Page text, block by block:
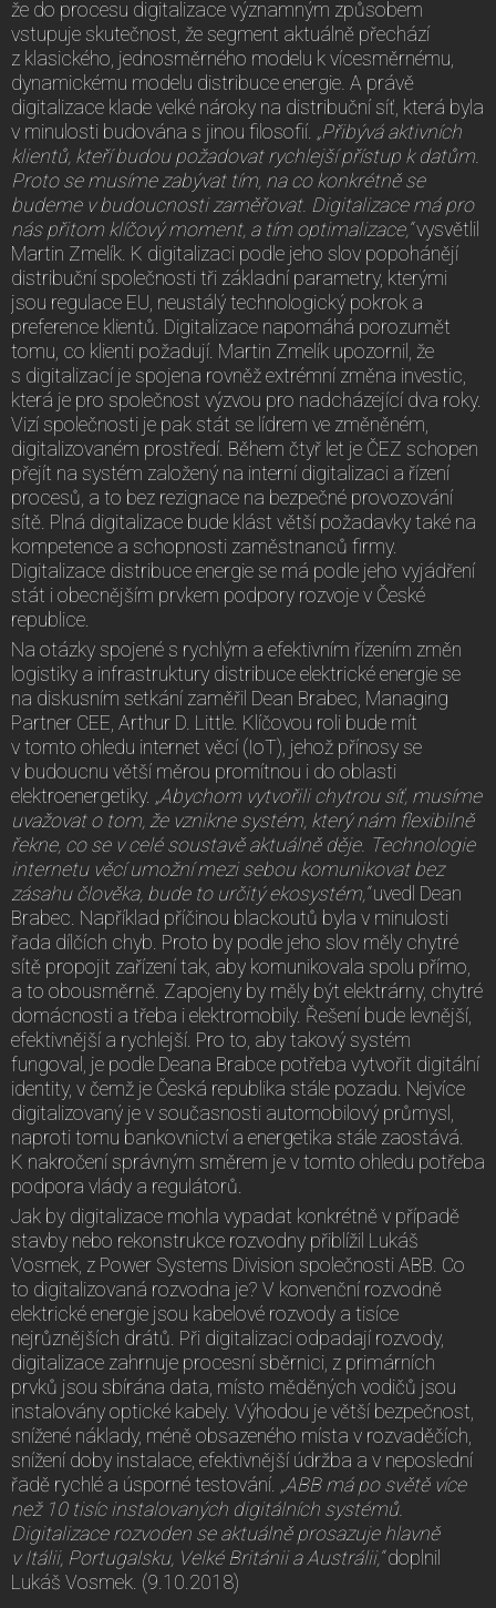
že do procesu digitalizace významným způsobem
vstupuje skutečnost, že segment aktuálně přechází
z klasického, jednosměrného modelu k vícesměrnému,
dynamickému modelu distribuce energie A právě
digitalizace klade velké nároky na distribuční síť, která byla
v minulosti budována s jinou filosofií. „Přibývá aktivních
klientů, kteří budou požadovat rychlejší přístup k datům.
Proto se musíme zabývat tím, na co konkrétně se
budeme v budoucnosti zaměřovat. Digitalizace má pro
nás přitom klíčový moment, a tím optimalizace,“vysvětlil
Martin Zmelík. K digitalizaci podle jeho slov popohánějí
distribuční společnosti tři základní parametry, kterými
jsou regulace EU, neustálý technologický pokrok a
preference klientů. Digitalizace napomáhá porozumět
tomu, co klienti požadují. Martin Zmelík upozornil, že
s digitalizací je spojena rovněž extrémní změna investic,
která je pro společnost výzvou pro nadcházející dva roky.
Vizí společnosti je pak stát se lídrem ve změněném,
digitalizovaném prostředí. Během čtyř let je ČEZ schopen
přejít na systém založený na interní digitalizaci a řízení
procesů, a to bez rezignace na bezpečné provozování
sítě. Plná digitalizace bude klást větší požadavky také na
kompetence a schopnosti zaměstnanců firmy.
Digitalizace distribuce energie se má podle jeho vyjádření
stát i obecnějším prvkem podpory rozvoje v České
republice.
Na otázky spojené s rychlým a efektivním řízením změn
logistiky a infrastruktury distribuce elektrické energie se
na diskusním setkání zaměřil Dean Brabec, Managing
Partner CEE, Arthur D. Little. Klíčovou roli bude mít
v tomto ohledu internet věcí (IoT), jehož přínosy se
v budoucnu větší měrou promítnou i do oblasti
elektroenergetiky. „Abychom vytvořili chytrou síť, musíme
uvažovat o tom, že vznikne systém, který nám flexibilně
řekne, co se v celé soustavě aktuálně děje. Technologie
internetu věcí umožní mezi sebou komunikovat bez
zásahu člověka, bude to určitý ekosystém,“uvedl Dean
Brabec. Například příčinou blackoutů byla v minulosti
řada dílčích chyb. Proto by podle jeho slov měly chytré
sítě propojit zařízení tak, aby komunikovala spolu přímo,
a to obousměrně. Zapojeny by měly být elektrárny, chytré
domácnosti a třeba i elektromobily. Řešení bude levnější,
efektivnější a rychlejší. Pro to, aby takový systém
fungoval, je podle Deana Brabce potřeba vytvořit digitální
identity, v čemž je Česká republika stále pozadu. Nejvíce
digitalizovaný je v současnosti automobilový průmysl,
naproti tomu bankovnictví a energetika stále zaostává.
K nakročení správným směrem je v tomto ohledu potřeba
podpora vlády a regulátorů.
Jak by digitalizace mohla vypadat konkrétně v případě
stavby nebo rekonstrukce rozvodny přiblížil Lukáš
Vosmek, z Power Systems Division společnosti ABB. Co
to digitalizovaná rozvodna je? V konvenční rozvodně
elektrické energie jsou kabelové rozvody a tisíce
nejrůznějších drátů. Při digitalizaci odpadají rozvody,
digitalizace zahrnuje procesní sběrnici, z primárních
prvků jsou sbírána data, místo měděných vodičů jsou
instalovány optické kabely. Výhodou je větší bezpečnost,
snížené náklady, méně obsazeného místa v rozvaděčích,
snížení doby instalace, efektivnější údržba a v neposlední
řadě rychlé a úsporné testování. „ABB má po světě více
než 10 tisíc instalovaných digitálních systémů.
Digitalizace rozvoden se aktuálně prosazuje hlavně
v Itálii, Portugalsku, Velké Británii a Austrálii,“doplnil
Lukáš Vosmek. (9.10.2018)